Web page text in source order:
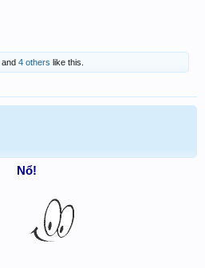
and 4 others like this.
Nổ!